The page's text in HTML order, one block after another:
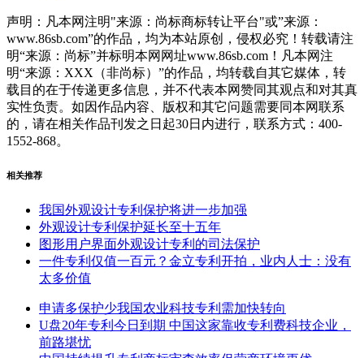
声明：凡本网注明"来源：尚标商标转让平台"或”来源：
www.86sb.com”的作品，均为本站原创，侵权必究！转载请注
明“来源：尚标”并标明本网网址www.86sb.com！凡本网注
明“来源：XXX（非尚标）”的作品，均转载自其它媒体，转
载目的在于传递更多信息，并不代表本网赞同其观点和对其真
实性负责。如因作品内容、版权和其它问题需要同本网联系
的，请在相关作品刊发之日起30日内进行，联系方式：400-
1552-868。
相关推荐
我国外观设计专利保护将进一步加强
外观设计专利保护延长至十五年
图形用户界面外观设计专利的司法保护
一件专利仅值一百元？金立专利开拍，业内人士：没有
太多价值
申请多保护少我国农业科技专利需加快转向
U盘20年专利今日到期 中国这家靠收专利费科技企业，
前路堪忧